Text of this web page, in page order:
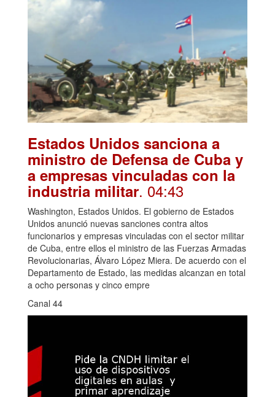
Estados Unidos sanciona a
ministro de Defensa de Cuba y
a empresas vinculadas con la
industria militar. 04:43
Washington, Estados Unidos. El gobierno de Estados
Unidos anunció nuevas sanciones contra altos
funcionarios y empresas vinculadas con el sector militar
de Cuba, entre ellos el ministro de las Fuerzas Armadas
Revolucionarias, Álvaro López Miera. De acuerdo con el
Departamento de Estado, las medidas alcanzan en total
a ocho personas y cinco empre
Canal 44